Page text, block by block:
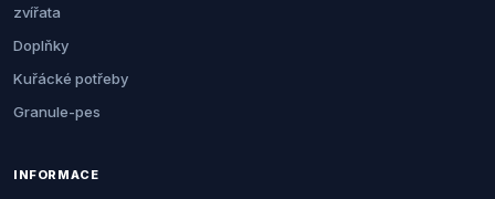
zvířata
Doplňky
Kuřácké potřeby
Granule-pes
INFORMACE